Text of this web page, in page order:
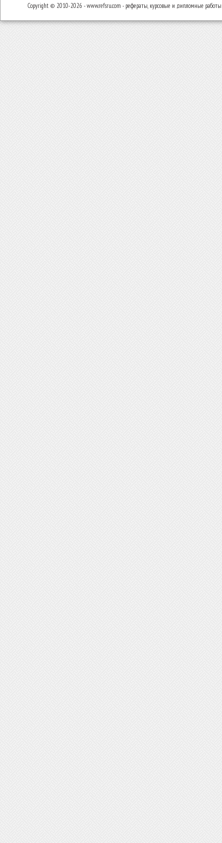
Copyright © 2010-2026 - www.refsru.com - рефераты, курсовые и дипломные работы